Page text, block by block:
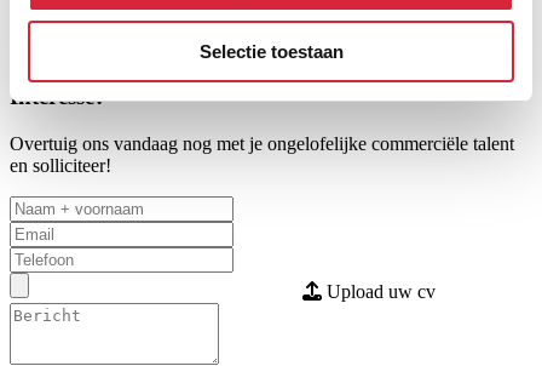
Selectie toestaan
overal commerciële opportuniteiten.
Werken met targets schrikken je niet af.
Interesse?
Overtuig ons vandaag nog met je ongelofelijke commerciële talent
en solliciteer!
Upload uw cv